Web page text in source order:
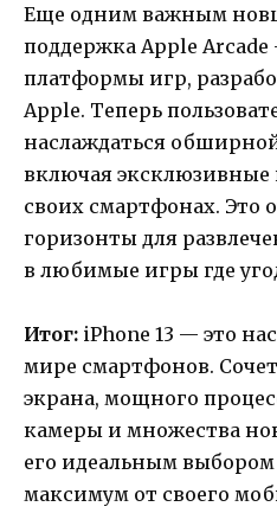
Еще одним важным
поддержка Apple
платформы игр,
Apple. Теперь
наслаждаться
включая эксклюзивные
своих смартфонах. Это
горизонты для
в любимые игры где
Итог: iPhone 13 — это
мире смартфонов.
экрана, мощного
камеры и множества
его идеальным
максимум от своего